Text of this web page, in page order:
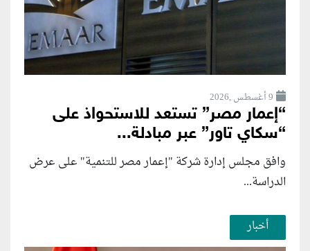
9 أغسطس ,2026
“إعمار مصر” تستعد للاستحواذ على
“سكاي تاور” عبر مبادلة...
وافق مجلس إدارة شركة "إعمار مصر للتنمية" على عرض
الدراسة...
أخبار